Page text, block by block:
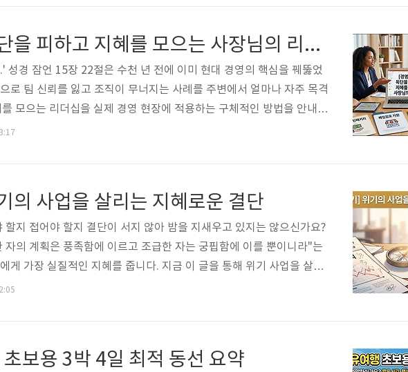
약: ..
[경영방침] 독단을 피하고 지혜를 모으는 사장님의 리더십
성경 잠언 15장 22절은 수천 년 전에 이미 현대 경영의 핵심을 꿰뚫었
로 팀 신뢰를 잃고 조직이 무너지는 사례를 주변에서 얼마나 자주 목격
모으는 리더십을 실제 경영 현장에 적용하는 구체적인 방법을 안내합
정 실천방법잠언 15장 22절 "의논이 없으면 경영이 무너지고 지략이
니다.요약: 결..
의 사업을 살리는 지혜로운 결단
할지 접어야 할지 결단이 서지 않아 밤을 지새우고 있지는 않으신가요?
의 계획은 풍족함에 이르고 조급한 자는 궁핍함에 이를 뿐이니라"는
게 가장 실질적인 지혜를 줍니다. 지금 이 글을 통해 위기 사업을 살리
적인 지원 제도를 한 번에 확인하세요. ➔ [필독] 소상공인 정책자금 지
..
보용 3박 4일 최적 동선 요약